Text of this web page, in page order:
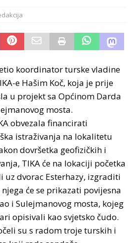
koordinator turske vladine
e Hašim Koč, koja je prije
u projekt sa Općinom Darda
mosta.
obvezala financirati
istraživanja na lokalitetu
dovršetka geofizičkih i
TIKA će na lokaciji početka
uz dvorac Esterhazy, izgraditi
njega će se prikazati povijesna
i Sulejmanovog mosta, kojeg
opisivali kao svjetsko čudo.
su s radom troje turskih i